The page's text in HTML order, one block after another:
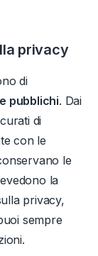
privacy
di
pubblichi. Dai
di
con le
le
la
privacy,
sempre